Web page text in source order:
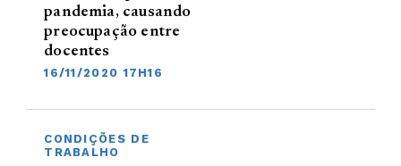
pandemia, causando
preocupação entre
docentes
16/11/2020 17H16
CONDIÇÕES DE
TRABALHO